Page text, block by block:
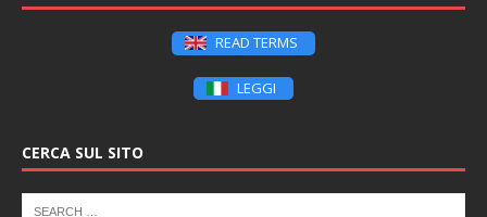
READ TERMS
LEGGI
CERCA SUL SITO